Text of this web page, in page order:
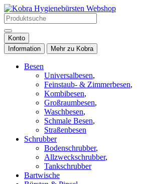
Konto
Information
Mehr zu Kobra
Besen
Universalbesen,
Feinstaub- & Zimmerbesen,
Kombibesen,
Großraumbesen,
Waschbesen,
Schmale Besen,
Straßenbesen
Schrubber
Bodenschrubber,
Allzweckschrubber,
Tankschrubber
Bartwische